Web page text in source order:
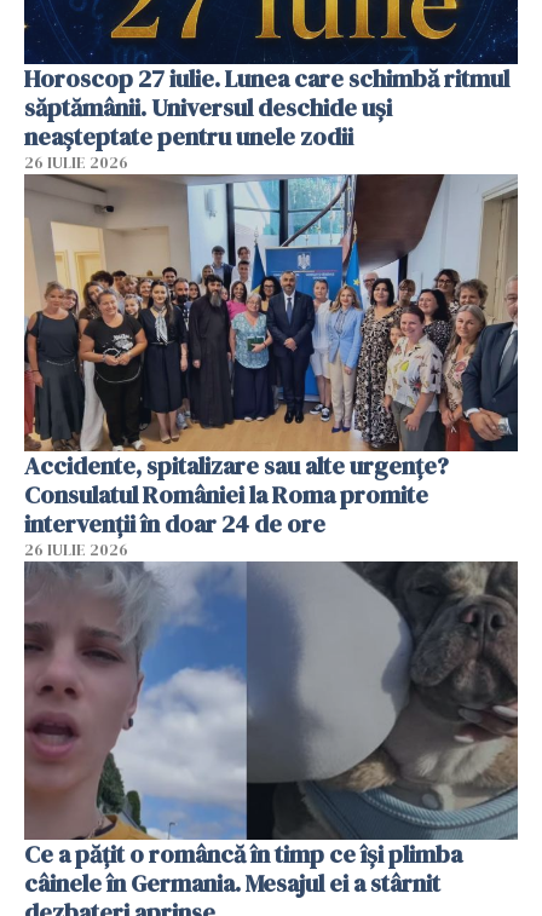
Horoscop 27 iulie. Lunea care schimbă ritmul
săptămânii. Universul deschide uși
neașteptate pentru unele zodii
26 IULIE 2026
Accidente, spitalizare sau alte urgențe?
Consulatul României la Roma promite
intervenții în doar 24 de ore
26 IULIE 2026
Ce a pățit o româncă în timp ce își plimba
câinele în Germania. Mesajul ei a stârnit